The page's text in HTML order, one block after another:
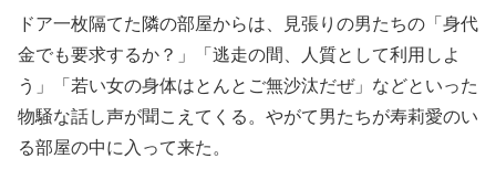
ドア一枚隔てた隣の部屋からは、見張りの男たちの「身代
金でも要求するか？」「逃走の間、人質として利用しよ
う」「若い女の身体はとんとご無沙汰だぜ」などといった
物騒な話し声が聞こえてくる。やがて男たちが寿莉愛のい
る部屋の中に入って来た。